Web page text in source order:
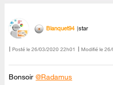
Blanquet94 star
Posté le ‎26/03/2020 22h01 Modifié le 26/
Bonsoir@Radamus